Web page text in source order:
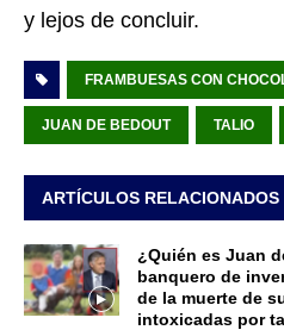
y lejos de concluir.
FRAMBUESAS CON
JUAN DE BEDOUT TALIO
ARTÍCULOS RELACIONADOS
¿Quién es Juan
banquero de
de la muerte de
intoxicadas por